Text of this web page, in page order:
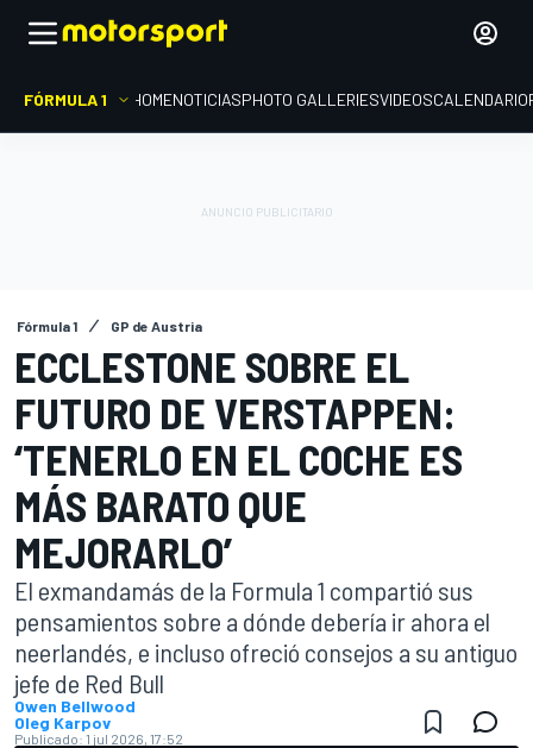
FÓRMULA 1 HOMENOTICIASPHOTO GALLERIESVIDEOSCALENDARIO
Fórmula 1 GP de Austria
ECCLESTONE SOBRE EL
FUTURO DE VERSTAPPEN:
‘TENERLO EN EL COCHE ES
MÁS BARATO QUE
MEJORARLO’
El exmandamás de la Formula 1 compartió sus
pensamientos sobre a dónde debería ir ahora el
neerlandés, e incluso ofreció consejos a su antiguo
jefe de Red Bull
Owen Bellwood
Oleg Karpov
Publicado: 1 jul 2026, 17:52